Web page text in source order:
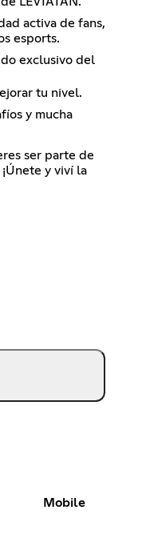
activa de fans,
esports.
exclusivo del
tu nivel.
y mucha
ser parte de
y viví la
Mobile